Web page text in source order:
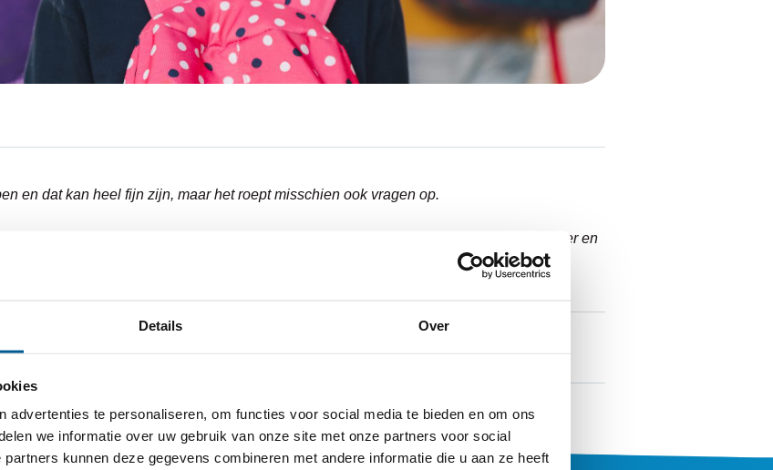
Details Over
advertenties te personaliseren, om functies voor social media te bieden en om ons
we informatie over uw gebruik van onze site met onze partners voor social
kunnen deze gegevens combineren met andere informatie die u aan ze heeft
en dat kan heel fijn zijn, maar het roept misschien ook vragen op.
staat informatie over het openstellen van de scholen en tips waarmee je je als ouder en